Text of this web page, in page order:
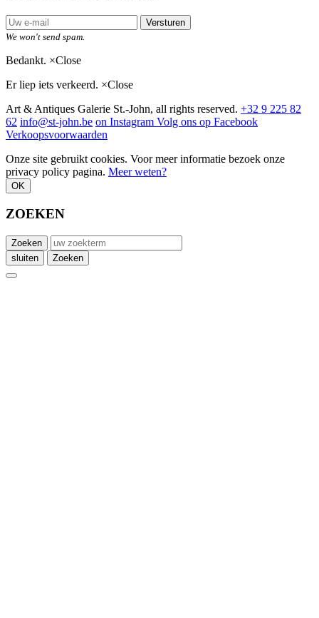
Versturen
We won't send spam.
Bedankt. ×Close
Er liep iets verkeerd. ×Close
Art & Antiques Galerie St.-John, all rights reserved. +32 9 225 82
62 info@st-john.be on Instagram Volg ons op Facebook
Verkoopsvoorwaarden
Onze site gebruikt cookies. Voor meer informatie bezoek onze
privacy policy pagina. Meer weten?
OK
ZOEKEN
Zoeken
sluiten
Zoeken